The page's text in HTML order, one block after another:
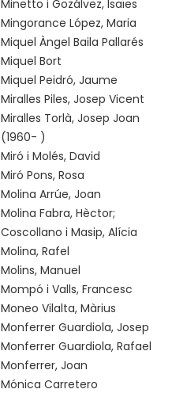
Minetto i Gozálvez, Isaïes
Mingorance López, Maria
Miquel Àngel Baila Pallarés
Miquel Bort
Miquel Peidró, Jaume
Miralles Piles, Josep Vicent
Miralles Torlà, Josep Joan
(1960- )
Miró i Molés, David
Miró Pons, Rosa
Molina Arrúe, Joan
Molina Fabra, Hèctor;
Coscollano i Masip, Alícia
Molina, Rafel
Molins, Manuel
Mompó i Valls, Francesc
Moneo Vilalta, Màrius
Monferrer Guardiola, Josep
Monferrer Guardiola, Rafael
Monferrer, Joan
Mónica Carretero